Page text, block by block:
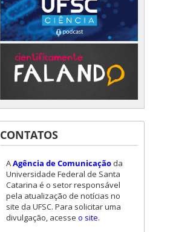
CONTATOS
AAgência de Comunicação da
Universidade Federal de Santa
Catarina é o setor responsável
pela atualização de notícias no
site da UFSC. Para solicitar uma
divulgação, acesse o site.